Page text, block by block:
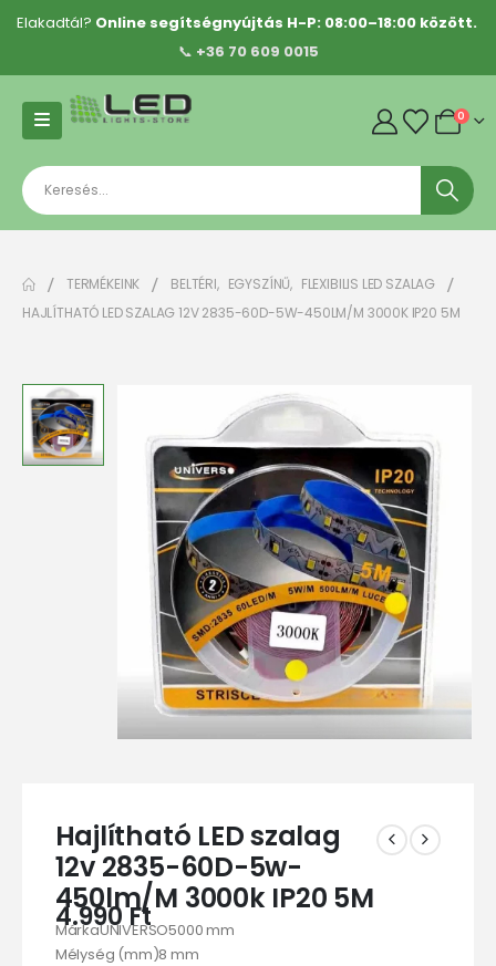
Elakadtál? Online segítségnyújtás H-P: 08:00–18:00 között.
📞 +36 70 609 0015
0
TERMÉKEINK BELTÉRI, EGYSZÍNŰ, FLEXIBILIS LED SZALAG
HAJLÍTHATÓ LED SZALAG 12V 2835-60D-5W-450LM/M 3000K IP20 5M
Hajlítható LED szalag
12v 2835-60D-5w-
450lm/M 3000k IP20 5M
4.990Ft
MárkaUNIVERSO5000 mm
Mélység (mm)8 mm